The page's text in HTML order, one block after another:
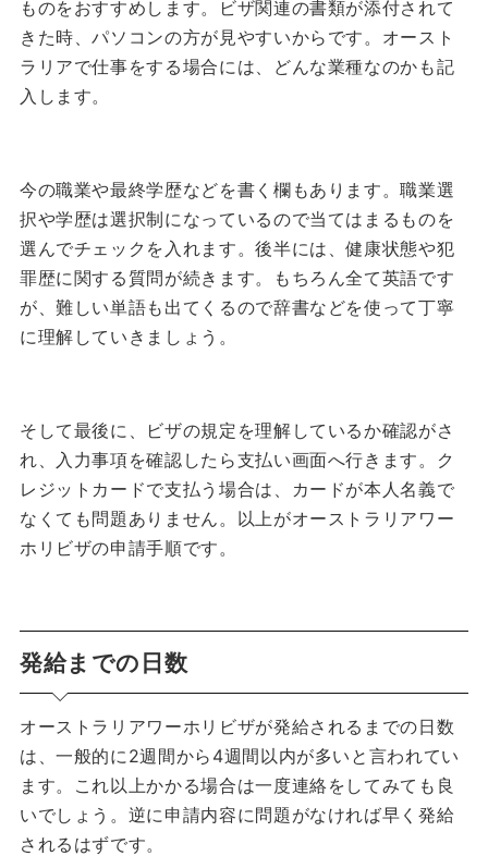
ものをおすすめします。ビザ関連の書類が添付されて
きた時、パソコンの方が見やすいからです。 オースト
ラリアで仕事をする場合には、どんな業種なのかも記
入します。
今の職業や最終学歴などを書く欄もあります。職業選
択や学歴は選択制になっているので当てはまるものを
選んでチェックを入れます。後半には、健康状態や犯
罪歴に関する質問が続きます。
もちろん全て英語です
が、難しい単語も出てくるので辞書などを使って丁寧
に理解していきましょう。
そして最後に、ビザの規定を理解しているか確認がさ
れ、入力事項を確認したら支払い画面へ行きます。
ク
レジットカードで支払う場合は、カードが本人名義で
なくても問題ありません。 以上がオーストラリアワー
ホリビザの申請手順です。
発給までの日数
オーストラリアワーホリビザが発給されるまでの日数
は、一般的に2週間から4週間以内が多いと言われてい
ます。
これ以上かかる場合は一度連絡をしてみても良
いでしょう。 逆に申請内容に問題がなければ早く発給
されるはずです。